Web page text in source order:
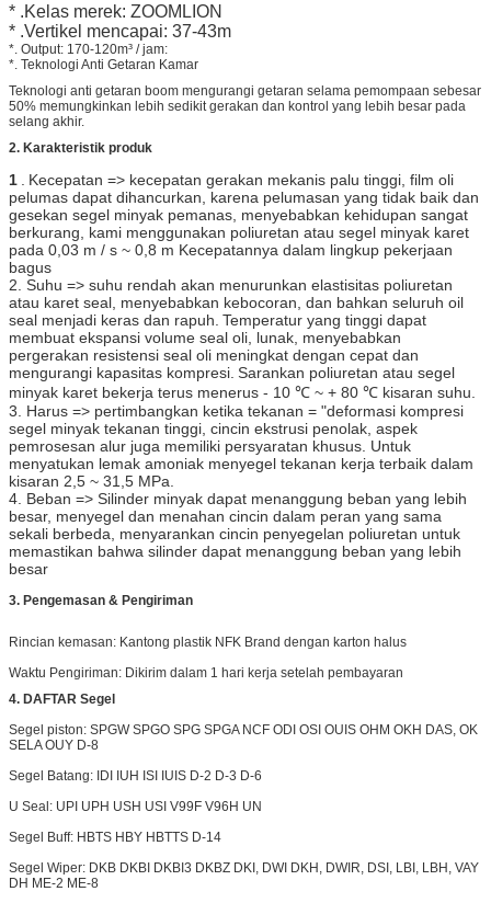
* .Kelas merek: ZOOMLION
* .Vertikel mencapai: 37-43m
*. Output: 170-120m³ / jam:
*. Teknologi Anti Getaran Kamar
Teknologi anti getaran boom mengurangi getaran selama pemompaan sebesar
50% memungkinkan lebih sedikit gerakan dan kontrol yang lebih besar pada
selang akhir.
2. Karakteristik produk
1
Kecepatan => kecepatan gerakan mekanis palu tinggi, film oli
pelumas dapat dihancurkan, karena pelumasan yang tidak baik dan
gesekan segel minyak pemanas, menyebabkan kehidupan sangat
berkurang, kami menggunakan poliuretan atau segel minyak karet
pada 0,03 m / s ~ 0,8 m Kecepatannya dalam lingkup pekerjaan
bagus
2. Suhu => suhu rendah akan menurunkan elastisitas poliuretan
atau karet seal, menyebabkan kebocoran, dan bahkan seluruh oil
seal menjadi keras dan rapuh. Temperatur yang tinggi dapat
membuat ekspansi volume seal oli, lunak, menyebabkan
pergerakan resistensi seal oli meningkat dengan cepat dan
mengurangi kapasitas kompresi. Sarankan poliuretan atau segel
minyak karet bekerja terus menerus - 10 ℃ ~ + 80 ℃ kisaran suhu.
3. Harus => pertimbangkan ketika tekanan = "deformasi kompresi
segel minyak tekanan tinggi, cincin ekstrusi penolak, aspek
pemrosesan alur juga memiliki persyaratan khusus. Untuk
menyatukan lemak amoniak menyegel tekanan kerja terbaik dalam
kisaran 2,5 ~ 31,5 MPa.
4. Beban => Silinder minyak dapat menanggung beban yang lebih
besar, menyegel dan menahan cincin dalam peran yang sama
sekali berbeda, menyarankan cincin penyegelan poliuretan untuk
memastikan bahwa silinder dapat menanggung beban yang lebih
besar
3. Pengemasan & Pengiriman
Rincian kemasan: Kantong plastik NFK Brand dengan karton halus
Waktu Pengiriman: Dikirim dalam 1 hari kerja setelah pembayaran
4. DAFTAR Segel
Segel piston: SPGW SPGO SPG SPGA NCF ODI OSI OUIS OHM OKH DAS, OK
SELA OUY D-8
Segel Batang: IDI IUH ISI IUIS D-2 D-3 D-6
U Seal: UPI UPH USH USI V99F V96H UN
Segel Buff: HBTS HBY HBTTS D-14
Segel Wiper: DKB DKBI DKBI3 DKBZ DKI, DWI DKH, DWIR, DSI, LBI, LBH, VAY
DH ME-2 ME-8